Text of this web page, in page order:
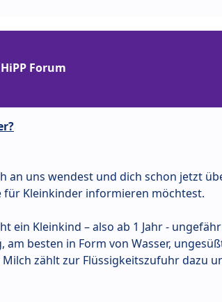
HiPP Forum
an uns wendest und dich schon jetzt
für Kleinkinder informieren möchtest.
ein Kleinkind – also ab 1 Jahr -
am besten in Form von Wasser,
Milch zählt zur Flüssigkeitszufuhr dazu